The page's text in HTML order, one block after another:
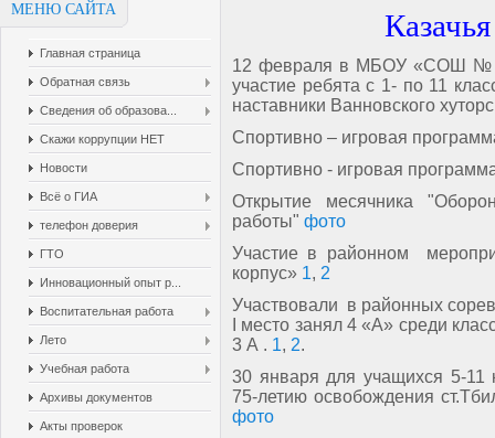
МЕНЮ САЙТА
Главная страница
Обратная связь
Сведения об образова...
Скажи коррупции НЕТ
Новости
Всё о ГИА
телефон доверия
ГТО
Инновационный опыт р...
Воспитательная работа
Лето
Учебная работа
Архивы документов
Акты проверок
12 февраля в МБОУ «СОШ №
участие ребята с 1- по 11
наставники Ванновского
Спортивно – игровая
Спортивно - игровая
Открытие месячника
работы" фото
Участие в районном
корпус» 1, 2
Участвовали в районных
I место занял 4 «А» среди
3 А . 1, 2.
30 января для учащихся 5-11
75-летию освобождения
фото